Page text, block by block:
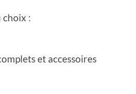
choix :
et accessoires